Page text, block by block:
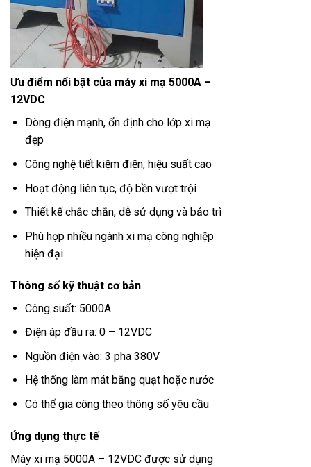
Ưu điểm nổi bật của máy xi mạ 5000A –
12VDC
Dòng điện mạnh, ổn định cho lớp xi mạ
đẹp
Công nghệ tiết kiệm điện, hiệu suất cao
Hoạt động liên tục, độ bền vượt trội
Thiết kế chắc chắn, dễ sử dụng và bảo trì
Phù hợp nhiều ngành xi mạ công nghiệp
hiện đại
Thông số kỹ thuật cơ bản
Công suất: 5000A
Điện áp đầu ra: 0 – 12VDC
Nguồn điện vào: 3 pha 380V
Hệ thống làm mát bằng quạt hoặc nước
Có thể gia công theo thông số yêu cầu
Ứng dụng thực tế
Máy xi mạ 5000A – 12VDC được sử dụng